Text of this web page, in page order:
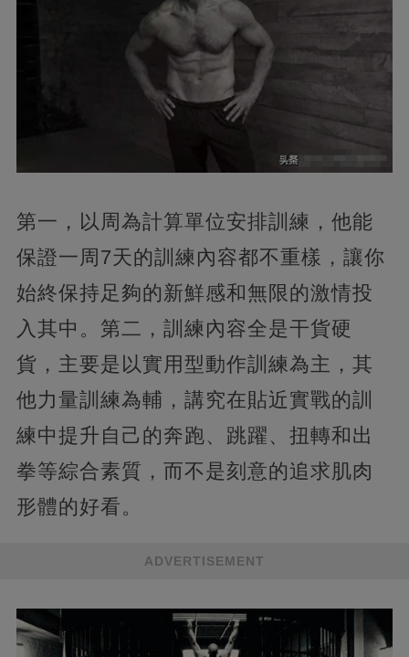
第一，以周為計算單位安排訓練，他能
保證一周7天的訓練內容都不重樣，讓你
始終保持足夠的新鮮感和無限的激情投
入其中。第二，訓練內容全是干貨硬
貨，主要是以實用型動作訓練為主，其
他力量訓練為輔，講究在貼近實戰的訓
練中提升自己的奔跑、跳躍、扭轉和出
拳等綜合素質，而不是刻意的追求肌肉
形體的好看。
ADVERTISEMENT